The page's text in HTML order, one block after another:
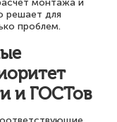
монтажа и
решает для
проблем.
и ГОСТов